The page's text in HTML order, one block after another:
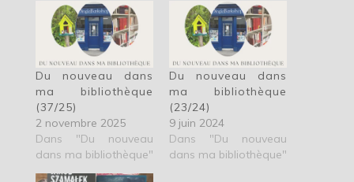
Du nouveau dans
ma bibliothèque
(37/25)
2 novembre 2025
Dans "Du nouveau
dans ma bibliothèque"
Du nouveau dans
ma bibliothèque
(23/24)
9 juin 2024
Dans "Du nouveau
dans ma bibliothèque"